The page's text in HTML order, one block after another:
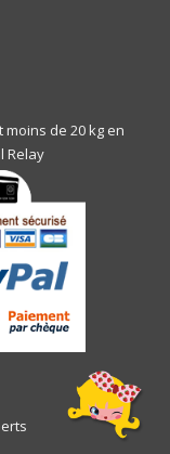
de 20 kg en
Relay